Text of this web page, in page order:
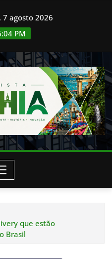
agosto 2026
PM
que estão
Brasil